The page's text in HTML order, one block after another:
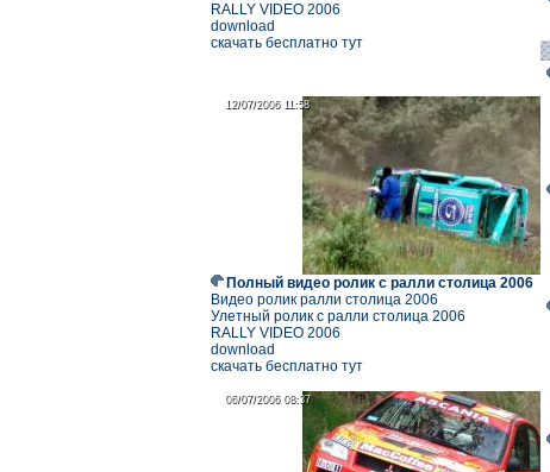
RALLY VIDEO 2006
download
скачать бесплатно тут
12/07/2006 11:58
12/07/2006 11:58
Полный видео ролик с ралли столица 2006
Видео ролик ралли столица 2006
Улетный ролик с ралли столица 2006
RALLY VIDEO 2006
download
скачать бесплатно тут
06/07/2006 08:37
06/07/2006 08:37